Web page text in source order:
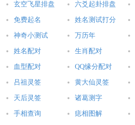
玄空飞星排盘 六爻起卦排盘
免费起名 姓名测试打分
神奇小测试 万历年
姓名配对 生肖配对
血型配对 QQ缘分配对
吕祖灵签 黄大仙灵签
天后灵签 诸葛测字
手相查询 痣相图解